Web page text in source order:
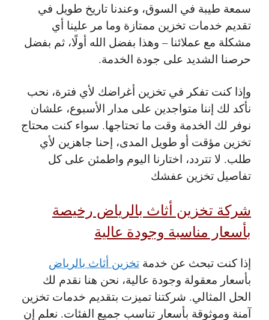
سمعة طيبة في السوق، وعندنا تاريخ طويل في
تقديم خدمات تخزين ممتازة وما مر علينا أي
مشكلة مع عملائنا – وهذا بفضل الله أولًا، ثم بفضل
حرصنا الشديد على جودة الخدمة.
وإذا كنت تفكر في تخزين أغراضك لأي فترة، نحب
نأكد لك إننا متواجدين على مدار الأسبوع، علشان
نوفر لك الخدمة وقت ما تحتاجها. سواء كنت محتاج
تخزين مؤقت أو طويل المدى، إحنا جاهزين لأي
طلب. لا تتردد، اختارنا اليوم واطمئن على كل
تفاصيل تخزين عفشك
شركة تخزين أثاث بالرياض رخيصة
بأسعار مناسبة وجودة عالية
إذا كنت تبحث عن خدمة تخزين أثاث بالرياض
بأسعار معقولة وجودة عالية، نحن هنا نقدم لك
الحل المثالي. شركتنا تميزت بتقديم خدمات تخزين
آمنة وموثوقة بأسعار تناسب جميع الفئات. نعلم إن